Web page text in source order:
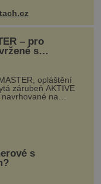
– pro
s
opláštění
zárubeň AKTIVE
na
atypické
ale i
s